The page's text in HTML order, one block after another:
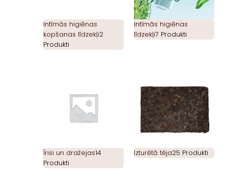
Intīmās higiēnas
kopšanas līdzekļi2
Produkti
Intīmās higiēnas
līdzekļi7 Produkti
Īrisi un dražejas14
Produkti
Izturētā tēja25 Produkti